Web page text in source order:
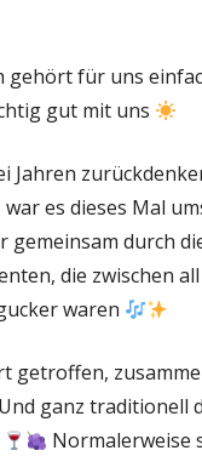
für uns
gut mit uns
Jahren
es dieses Mal
durch
die zwischen
waren
getroffen,
ganz traditionell
Normalerweise